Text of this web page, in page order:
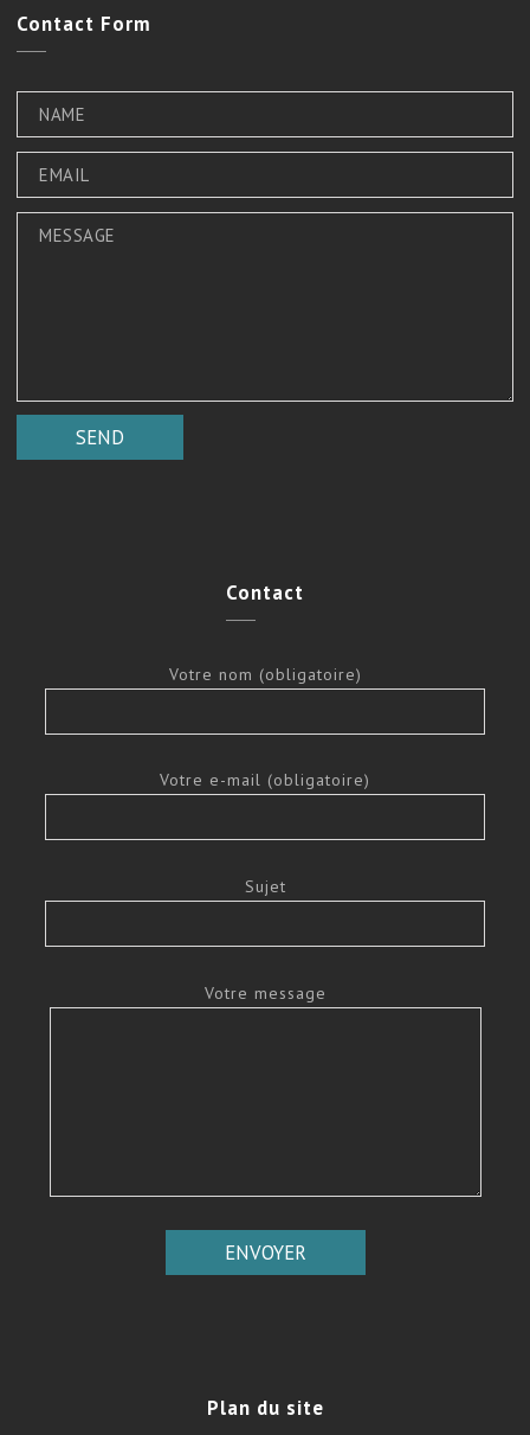
Contact Form
Contact
Votre nom (obligatoire)
Votre e-mail (obligatoire)
Sujet
Votre message
Plan du site